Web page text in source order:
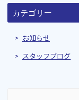
カテゴリー
お知らせ
スタッフブログ